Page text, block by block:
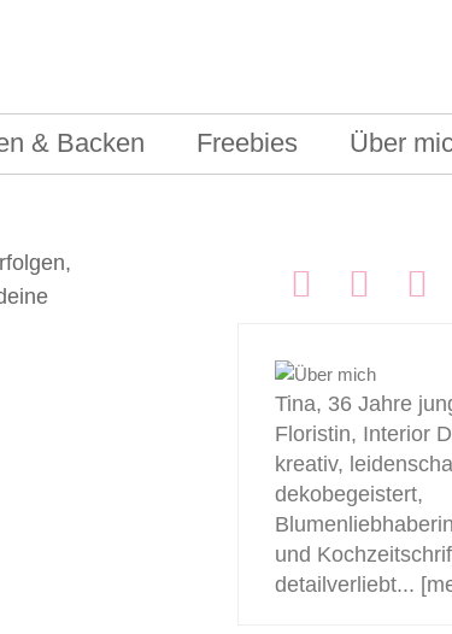
& Backen Freebies Über
Tina, 36 Jahre
Floristin, Interior
kreativ,
dekobegeistert,
und
detailverliebt...